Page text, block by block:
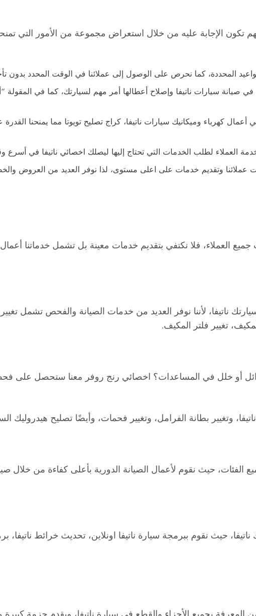
تكون الإجابة عليه من خلال استعراض مجموعة من الأمور التي
المحددة، كما نحرص على الوصول إلى عملائنا في الوقت المحدد بدون
صيانة سيارات ناتيفا وإصلاح أعطالها أمر مهم لسيارتك، كما في المقولة
كهرباء وميكانيك سيارات ناتيفا، كراج تصليح تويوتا مما يمنحنا
العملاء لطلب الخدمات التي تحتاج إليها ليصلك اخصائي ناتيفا في
عملائنا وتقديم خدمات على اعلى مستوى، لذا نوفر العديد من العروض
جميع العملاء، فلا نكتفي بتقديم خدمات معينة بل تشمل خدماتنا
لأننا نوفر العديد من خدمات الصيانة والفحص تشمل تغيير
تغيير فلتر المكيف.
أو خلل في المساعدات؟ اخصائي رنج روفر معنا ستحصل على فحص
وتغيير بطانة الفرامل، وتغيير فحمات، وأيضًا تصليح هيدروليك
حيث نقوم لأعمال الصيانة الدورية بأعلى كفاءة من خلال
حيث نقوم ببرمجة سيارة ناتيفا اونلاين، تحديث خرائط ناتيفا،